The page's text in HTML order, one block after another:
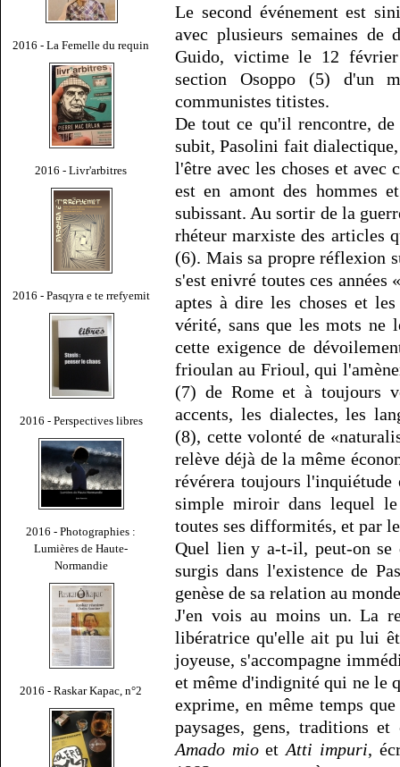
2016 - La Femelle du requin
2016 - Livr'arbitres
2016 - Pasqyra e te rrefyemit
2016 - Perspectives libres
2016 - Photographies :
Lumières de Haute-
Normandie
2016 - Raskar Kapac, n°2
Le second événement est
avec plusieurs semaines de
Guido, victime le 12 février
section Osoppo (5) d'un
communistes titistes.
De tout ce qu'il rencontre,
subit, Pasolini fait
l'être avec les choses et avec
est en amont des hommes
subissant. Au sortir de la
rhéteur marxiste des articles
(6). Mais sa propre réflexion
s'est enivré toutes ces années
aptes à dire les choses et
vérité, sans que les mots ne
cette exigence de
frioulan au Frioul, qui
(7) de Rome et à toujours
accents, les dialectes, les
(8), cette volonté de
relève déjà de la même
révérera toujours
simple miroir dans lequel
toutes ses difformités, et par
Quel lien y a-t-il, peut-on se
surgis dans l'existence de
genèse de sa relation au
J'en vois au moins un. La
libératrice qu'elle ait pu lui
joyeuse, s'accompagne
et même d'indignité qui ne le
exprime, en même temps
paysages, gens, traditions
Amado mioetAtti impuri,